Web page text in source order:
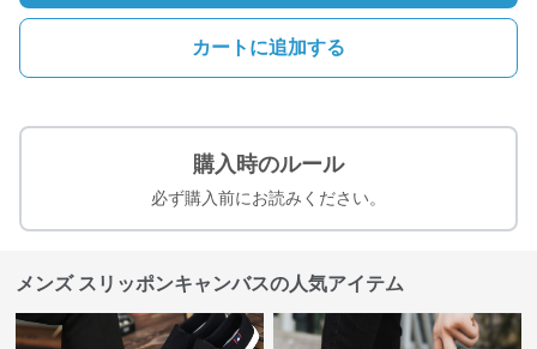
カートに追加する
購入時のルール
必ず購入前にお読みください。
メンズ スリッポンキャンバスの人気アイテム